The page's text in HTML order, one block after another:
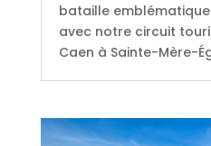
bataille
avec notre circuit
Caen à Sainte-Mère-